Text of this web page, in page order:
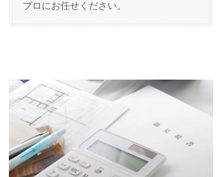
プロにお任せください。